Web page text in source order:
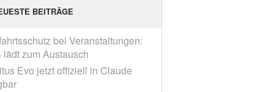
BEITRÄGE
bei Veranstaltungen:
lädt zum Austausch
Evo jetzt offiziell in Claude